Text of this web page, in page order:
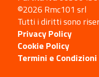
©2026 Rmc101 srl
Tutti i diritti sono
Privacy Policy
Cookie Policy
Termini e Condizioni